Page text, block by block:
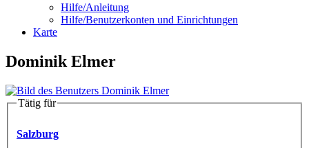
Hilfe/Anleitung
Hilfe/Benutzerkonten und Einrichtungen
Karte
Dominik Elmer
Tätig für
Salzburg